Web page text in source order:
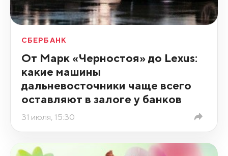
СБЕРБАНК
От Марк «Черностоя» до Lexus:
какие машины
дальневосточники чаще всего
оставляют в залоге у банков
31 июля, 15:30